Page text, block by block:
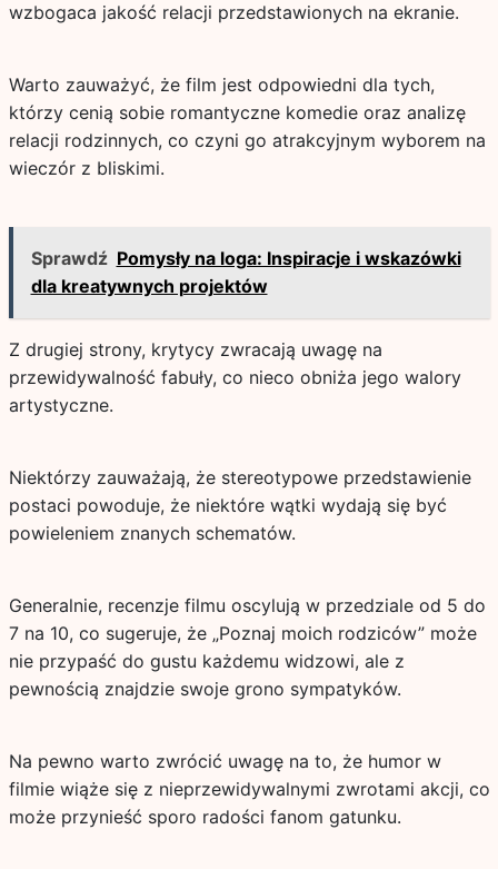
wzbogaca jakość relacji przedstawionych na ekranie.
Warto zauważyć, że film jest odpowiedni dla tych,
którzy cenią sobie romantyczne komedie oraz analizę
relacji rodzinnych, co czyni go atrakcyjnym wyborem na
wieczór z bliskimi.
Sprawdź Pomysły na loga: Inspiracje i wskazówki
dla kreatywnych projektów
Z drugiej strony, krytycy zwracają uwagę na
przewidywalność fabuły, co nieco obniża jego walory
artystyczne.
Niektórzy zauważają, że stereotypowe przedstawienie
postaci powoduje, że niektóre wątki wydają się być
powieleniem znanych schematów.
Generalnie, recenzje filmu oscylują w przedziale od 5 do
7 na 10, co sugeruje, że „Poznaj moich rodziców” może
nie przypaść do gustu każdemu widzowi, ale z
pewnością znajdzie swoje grono sympatyków.
Na pewno warto zwrócić uwagę na to, że humor w
filmie wiąże się z nieprzewidywalnymi zwrotami akcji, co
może przynieść sporo radości fanom gatunku.